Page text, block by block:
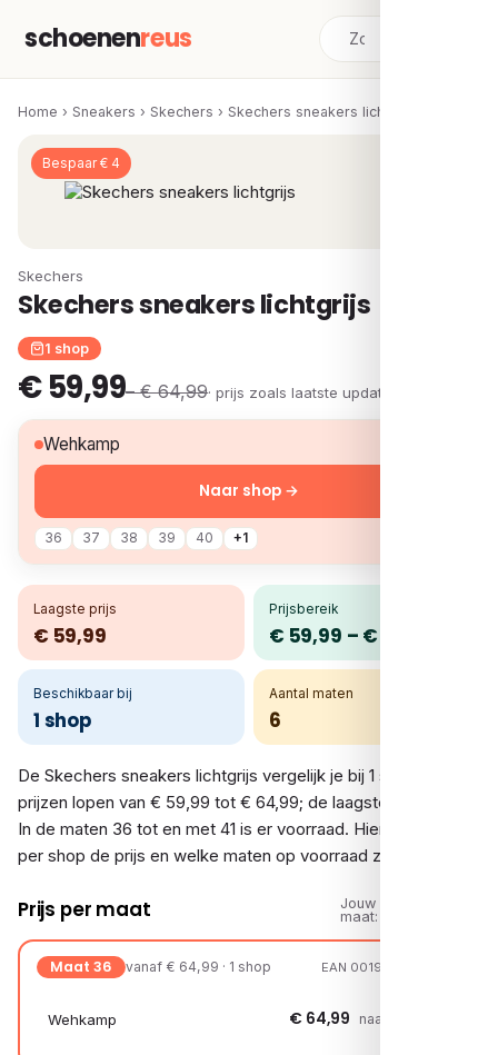
schoenenreus
Home › Sneakers › Skechers › Skechers sneakers lichtgrijs
Bespaar € 4
Skechers
Skechers sneakers lichtgrijs
1 shop
€ 59,99– € 64,99· prijs zoals laatste update
Wehkamp
36 37 38 39 40 +1
Naar shop →
Laagste prijs
€ 59,99
Prijsbereik
€ 59,99 – € 64,99
Beschikbaar bij
1 shop
Aantal maten
6
De Skechers sneakers lichtgrijs vergelijk je bij 1 shop. De
prijzen lopen van € 59,99 tot € 64,99; de laagste is € 59,99.
In de maten 36 tot en met 41 is er voorraad. Hieronder zie je
per shop de prijs en welke maten op voorraad zijn.
Prijs per maat
Jouw
maat:
Maat 36 vanaf € 64,99 · 1 shop EAN 00199252291622
Wehkamp € 64,99 naar shop →